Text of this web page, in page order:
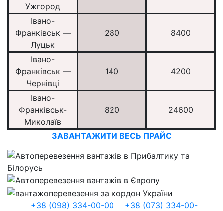
Ужгород
Івано-
Франківськ —
Луцьк
280 8400
Івано-
Франківськ —
Чернівці
140 4200
Івано-
Франківськ-
Миколаїв
820 24600
ЗАВАНТАЖИТИ ВЕСЬ ПРАЙС
+38 (098) 334-00-00
+38 (073) 334-00-